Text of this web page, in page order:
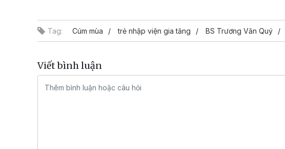
Tag: Cúm mùa trẻ nhập viện gia tăng BS Trương Văn Quý
Viết bình luận